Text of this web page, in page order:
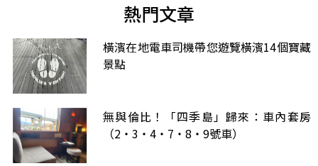
熱門文章
橫濱在地電車司機帶您遊覽橫濱14個寶藏
景點
無與倫比！「四季島」歸來：車內套房
（2・3・4・7・8・9號車）